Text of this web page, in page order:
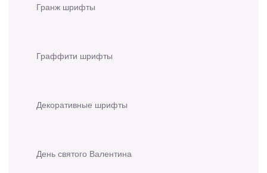
Гранж шрифты
Граффити шрифты
Декоративные шрифты
День святого Валентина